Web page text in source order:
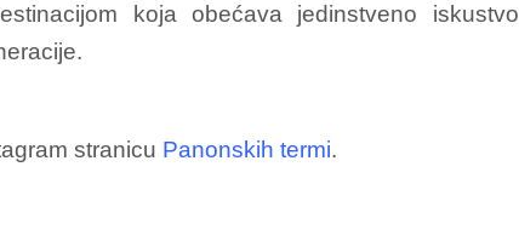
koja obećava jedinstveno iskustvo
stranicu Panonskih termi.